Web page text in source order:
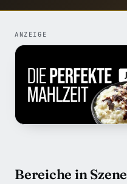
ANZEIGE
Bereiche in Szene